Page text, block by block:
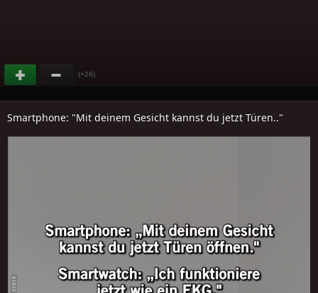
(+26)
Smartphone: "Mit deinem Gesicht kannst du jetzt Türen.."